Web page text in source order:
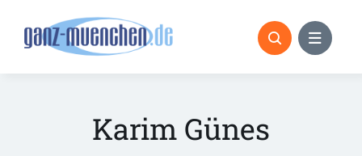
Karim Günes